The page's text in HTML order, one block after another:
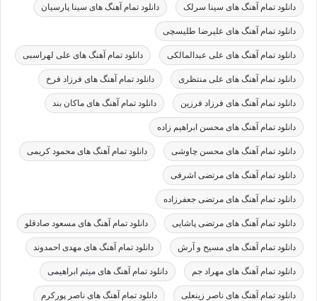
دانلود تمام آهنگ های سینا سرلک دانلود تمام آهنگ های سینا پارسیان
دانلود تمام آهنگ های علیرضا طلیسچی
دانلود تمام آهنگ های علی عبدالمالکی دانلود تمام آهنگ های علی لهراسبی
دانلود تمام آهنگ های علی منتظری دانلود تمام آهنگ های فرزاد فرخ
دانلود تمام آهنگ های فرزاد فرزین دانلود تمام آهنگ های ماکان بند
دانلود تمام آهنگ های محسن ابراهیم زاده
دانلود تمام آهنگ های محسن چاوشی دانلود تمام آهنگ های محمود کریمی
دانلود تمام آهنگ های مرتضی اشرفی
دانلود تمام آهنگ های مرتضی جعفرزاده
دانلود تمام آهنگ های مرتضی پاشایی دانلود تمام آهنگ های مسعود صادقلو
دانلود تمام آهنگ های مسیح و آرش دانلود تمام آهنگ های مهدی احمدوند
دانلود تمام آهنگ های مهراد جم دانلود تمام آهنگ های میثم ابراهیمی
دانلود تمام آهنگ های ناصر زینعلی دانلود تمام آهنگ های ناصر پورکرم